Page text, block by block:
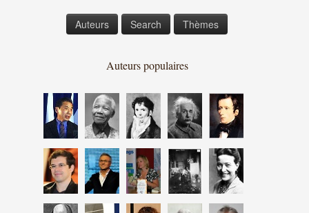
Auteurs Search Thèmes
Auteurs populaires